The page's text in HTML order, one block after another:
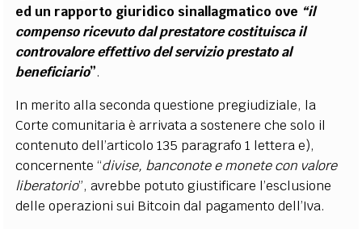
ed un rapporto giuridico sinallagmatico ove “il
compenso ricevuto dal prestatore costituisca il
controvalore effettivo del servizio prestato al
beneficiario”.
In merito alla seconda questione pregiudiziale, la
Corte comunitaria è arrivata a sostenere che solo il
contenuto dell’articolo 135 paragrafo 1 lettera e),
concernente “divise, banconote e monete con valore
liberatorio”, avrebbe potuto giustificare l’esclusione
delle operazioni sui Bitcoin dal pagamento dell’Iva.